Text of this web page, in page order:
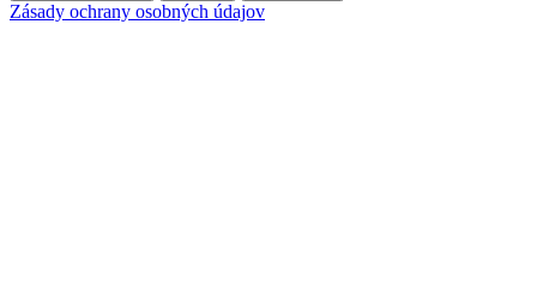
Zásady ochrany osobných údajov